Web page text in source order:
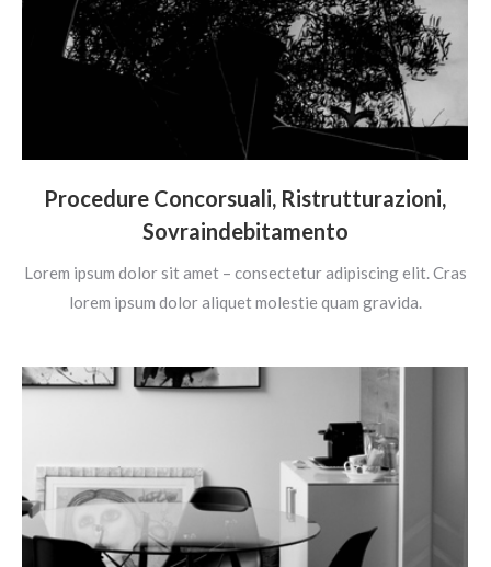
Procedure Concorsuali, Ristrutturazioni,
Sovraindebitamento
Lorem ipsum dolor sit amet – consectetur adipiscing elit. Cras
lorem ipsum dolor aliquet molestie quam gravida.